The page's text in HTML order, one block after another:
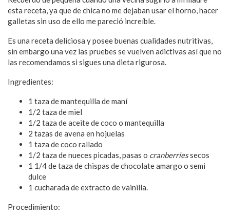
esta receta, ya que de chica no me dejaban usar el horno, hacer
galletas sin uso de ello me pareció increíble.
Es una receta deliciosa y posee buenas cualidades nutritivas,
sin embargo una vez las pruebes se vuelven adictivas así que no
las recomendamos si sigues una dieta rigurosa.
Ingredientes:
1 taza de mantequilla de maní
1/2 taza de miel
1/2 taza de aceite de coco o mantequilla
2 tazas de avena en hojuelas
1 taza de coco rallado
1/2 taza de nueces picadas, pasas o cranberriessecos
1 1/4 de taza de chispas de chocolate amargo o semi
dulce
1 cucharada de extracto de vainilla.
Procedimiento: